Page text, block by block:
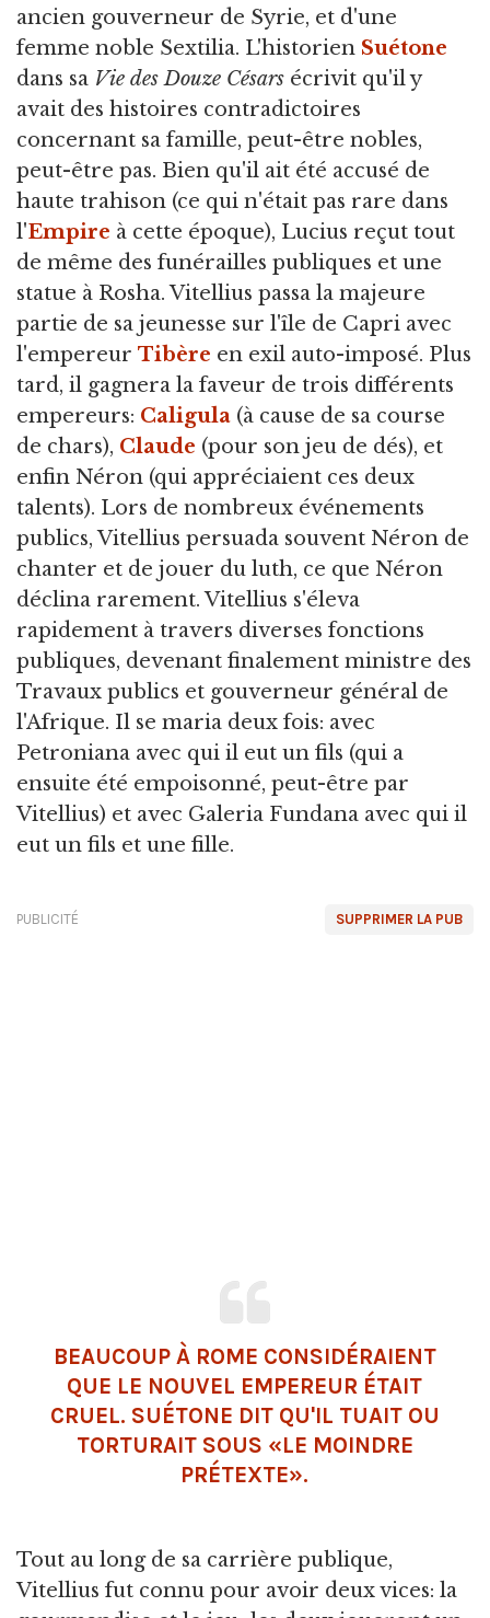
ancien gouverneur de Syrie, et d'une
femme noble Sextilia. L'historien Suétone
dans sa Vie des Douze Césars écrivit qu'il y
avait des histoires contradictoires
concernant sa famille, peut-être nobles,
peut-être pas. Bien qu'il ait été accusé de
haute trahison (ce qui n'était pas rare dans
l'Empire à cette époque), Lucius reçut tout
de même des funérailles publiques et une
statue à Rosha. Vitellius passa la majeure
partie de sa jeunesse sur l'île de Capri avec
l'empereur Tibère en exil auto-imposé. Plus
tard, il gagnera la faveur de trois différents
empereurs: Caligula (à cause de sa course
de chars), Claude (pour son jeu de dés), et
enfin Néron (qui appréciaient ces deux
talents). Lors de nombreux événements
publics, Vitellius persuada souvent Néron de
chanter et de jouer du luth, ce que Néron
déclina rarement. Vitellius s'éleva
rapidement à travers diverses fonctions
publiques, devenant finalement ministre des
Travaux publics et gouverneur général de
l'Afrique. Il se maria deux fois: avec
Petroniana avec qui il eut un fils (qui a
ensuite été empoisonné, peut-être par
Vitellius) et avec Galeria Fundana avec qui il
eut un fils et une fille.
SUPPRIMER LA PUB
PUBLICITÉ
BEAUCOUP À ROME CONSIDÉRAIENT
QUE LE NOUVEL EMPEREUR ÉTAIT
CRUEL. SUÉTONE DIT QU'IL TUAIT OU
TORTURAIT SOUS «LE MOINDRE
PRÉTEXTE».
Tout au long de sa carrière publique,
Vitellius fut connu pour avoir deux vices: la